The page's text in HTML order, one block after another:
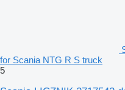
for Scania NTG R S truck
5